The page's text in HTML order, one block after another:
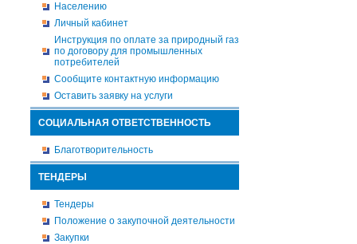
Населению
Личный кабинет
Инструкция по оплате за природный газ
по договору для промышленных
потребителей
Сообщите контактную информацию
Оставить заявку на услуги
СОЦИАЛЬНАЯ ОТВЕТСТВЕННОСТЬ
Благотворительность
ТЕНДЕРЫ
Тендеры
Положение о закупочной деятельности
Закупки